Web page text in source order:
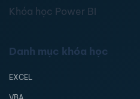
Khóa học Power BI
Danh mục khóa học
EXCEL